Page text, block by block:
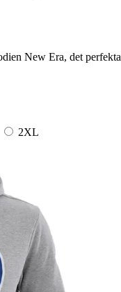
New Era, det perfekta
2XL